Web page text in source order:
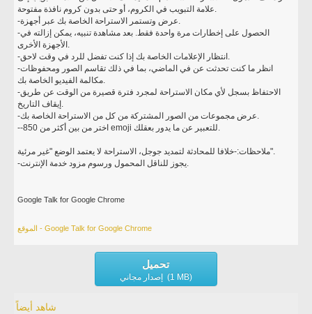
علامة التبويب في الكروم، أو حتى بدون كروم نافذة مفتوحة.
-عرض وتستمر الاستراحة الخاصة بك عبر أجهزة.
-الحصول على إخطارات مرة واحدة فقط. بعد مشاهدة تنبيه، يمكن إزالته في
الأجهزة الأخرى.
-انتظار الإعلامات الخاصة بك إذا كنت تفضل للرد في وقت لاحق.
-انظر ما كنت تحدثت عن في الماضي، بما في ذلك تقاسم الصور ومحفوظات
مكالمة الفيديو الخاصة بك.
-الاحتفاظ بسجل لأي مكان الاستراحة لمجرد فترة قصيرة من الوقت عن طريق
إيقاف التاريخ.
-عرض مجموعات من الصور المشتركة من كل من الاستراحة الخاصة بك.
--اختر من بين أكثر من 850 emoji للتعبير عن ما يدور بعقلك.
ملاحظات:-خلافا للمحادثة لتمديد جوجل، الاستراحة لا يعتمد الوضع "غير مرئية".
-يجوز للناقل المحمول ورسوم مزود خدمة الإنترنت.
Google Talk for Google Chrome
الموقع - Google Talk for Google Chrome
تحميل
إصدار مجاني (1 MB)
شاهد أيضاً